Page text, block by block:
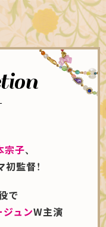
宗子、
監督！
で
ュンW主演